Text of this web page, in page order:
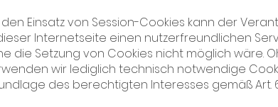
Einsatz von Session-Cookies kann der
Internetseite einen nutzerfreundlichen
die Setzung von Cookies nicht möglich wäre.
wir lediglich technisch notwendige
des berechtigten Interesses gemäß Art. 6